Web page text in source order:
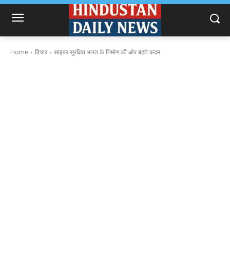
Home विचार साइबर सुरक्षित भारत के निर्माण की ओर बढ़ते कदम